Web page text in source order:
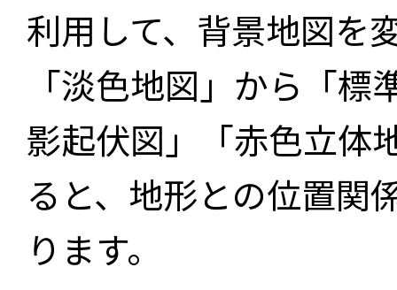
利用して、背景地図を
「淡色地図」から「
影起伏図」「赤色立体
ると、地形との位置関
ります。